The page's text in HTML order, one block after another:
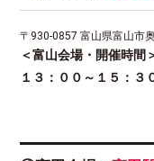
〒930-0857 富山県富山市
＜富山会場・開催時間
１３：００～１５：３